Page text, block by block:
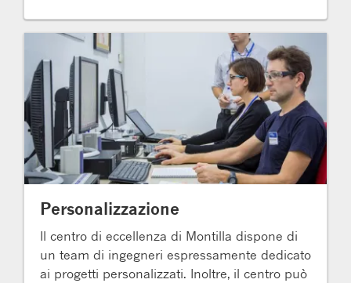
Personalizzazione
Il centro di eccellenza di Montilla dispone di
un team di ingegneri espressamente dedicato
ai progetti personalizzati. Inoltre, il centro può